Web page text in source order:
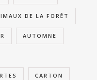
DE LA FORÊT
AUTOMNE
CARTON